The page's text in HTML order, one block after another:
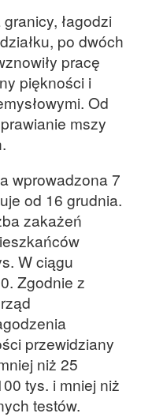
łagodzi
po dwóch
pracę
piękności i
Od
mszy
wprowadzona 7
od 16 grudnia.
zakażeń
W ciągu
Zgodnie z
przewidziany
niż 25
tys. i mniej niż
testów.